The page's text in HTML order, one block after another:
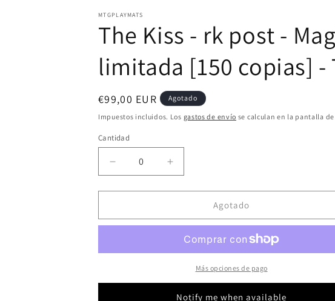
ventana
MTGPLAYMATS
The Kiss - rk post -
limitada [150 copias]
Precio
habitual
€99,00 EUR Agotado
Impuestos incluidos. Los gastos de envío se calculan en la pantalla de
Cantidad
Reducir
cantidad
para
Kiss
post
MagicCon
Aumentar
cantidad
para
Kiss
post
MagicCon
Las
Agotado
Más opciones de pago
Notify me when available